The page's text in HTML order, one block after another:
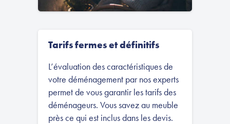
Tarifs fermes et définitifs
L’évaluation des caractéristiques de
votre déménagement par nos experts
permet de vous garantir les tarifs des
déménageurs. Vous savez au meuble
près ce qui est inclus dans les devis.